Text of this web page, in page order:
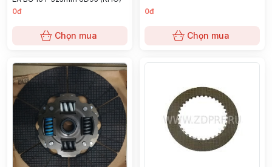
0đ
Chọn mua
0đ
Chọn mua